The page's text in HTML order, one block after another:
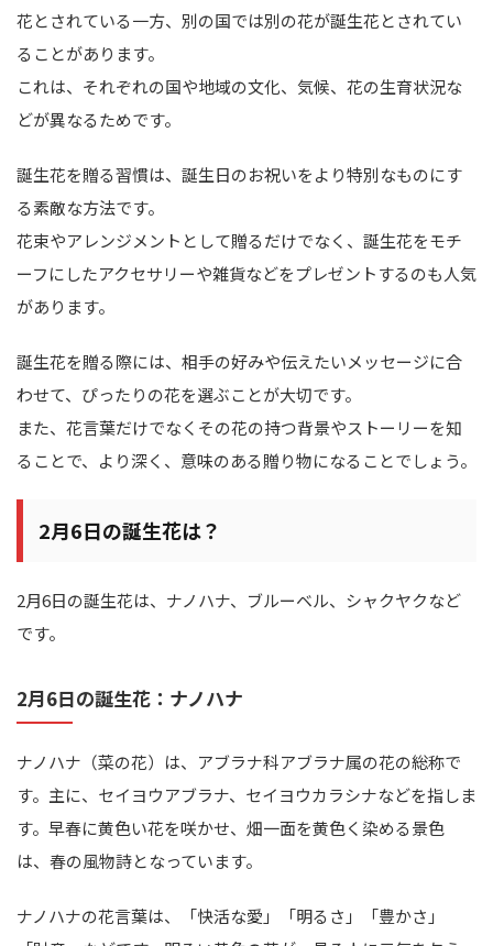
花とされている一方、別の国では別の花が誕生花とされてい
ることがあります。
これは、それぞれの国や地域の文化、気候、花の生育状況な
どが異なるためです。
誕生花を贈る習慣は、誕生日のお祝いをより特別なものにす
る素敵な方法です。
花束やアレンジメントとして贈るだけでなく、誕生花をモチ
ーフにしたアクセサリーや雑貨などをプレゼントするのも人気
があります。
誕生花を贈る際には、相手の好みや伝えたいメッセージに合
わせて、ぴったりの花を選ぶことが大切です。
また、花言葉だけでなくその花の持つ背景やストーリーを知
ることで、より深く、意味のある贈り物になることでしょう。
2月6日の誕生花は？
2月6日の誕生花は、ナノハナ、ブルーベル、シャクヤクなど
です。
2月6日の誕生花：ナノハナ
ナノハナ（菜の花）は、アブラナ科アブラナ属の花の総称で
す。主に、セイヨウアブラナ、セイヨウカラシナなどを指しま
す。早春に黄色い花を咲かせ、畑一面を黄色く染める景色
は、春の風物詩となっています。
ナノハナの花言葉は、「快活な愛」「明るさ」「豊かさ」